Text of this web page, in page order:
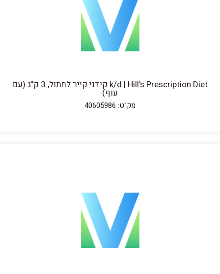
k/d | Hill's Prescription Diet קידני קייר לחתול, 3 ק"ג (עם
עוף)
מק"ט: 40605986